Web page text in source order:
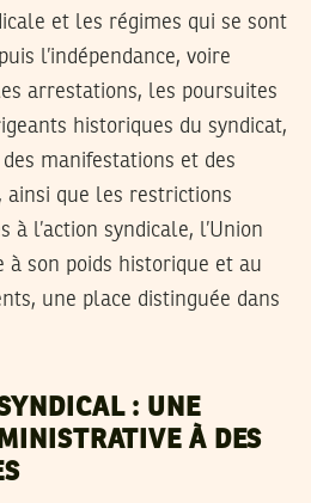
et les régimes qui se sont
l’indépendance, voire
arrestations, les poursuites
historiques du syndicat,
manifestations et des
ainsi que les restrictions
à l’action syndicale, l’Union
à son poids historique et au
une place distinguée dans
: UNE
À DES